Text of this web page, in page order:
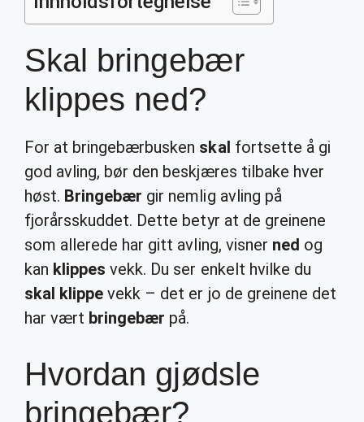
Skal bringebær
klippes ned?
For at bringebærbusken skal fortsette å gi
god avling, bør den beskjæres tilbake hver
høst. Bringebær gir nemlig avling på
fjorårsskuddet. Dette betyr at de greinene
som allerede har gitt avling, visner ned og
kan klippes vekk. Du ser enkelt hvilke du
skal klippe vekk – det er jo de greinene det
har vært bringebær på.
Hvordan gjødsle
bringebær?